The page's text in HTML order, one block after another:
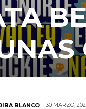
BLANCO 30 MARZO,